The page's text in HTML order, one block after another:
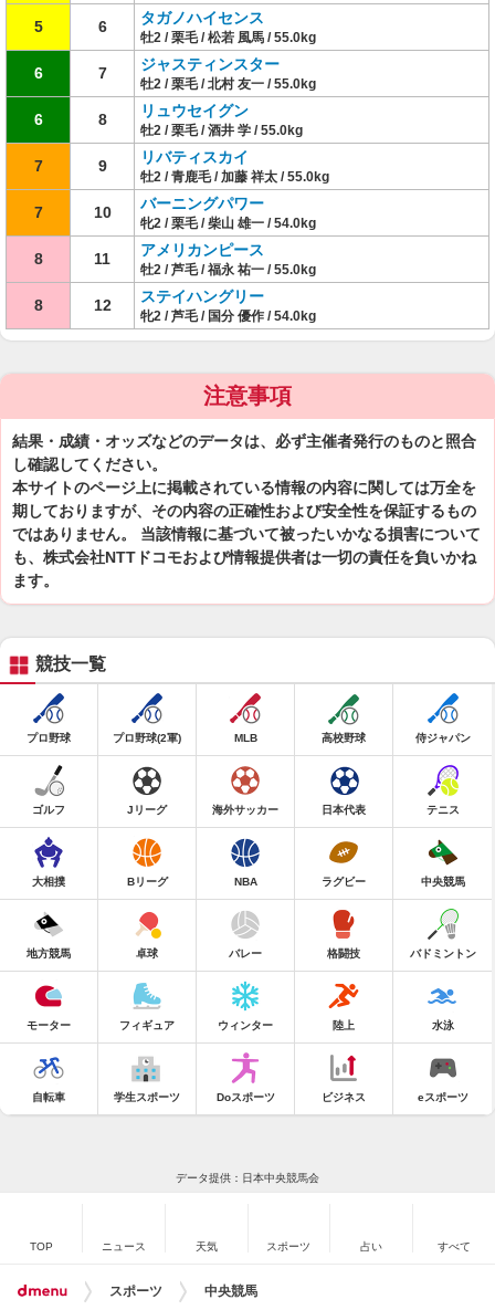
5 6 タガノハイセンス
牡2 / 栗毛 / 松若 風馬 / 55.0kg
6 7 ジャスティンスター
牡2 / 栗毛 / 北村 友一 / 55.0kg
6 8 リュウセイグン
牡2 / 栗毛 / 酒井 学 / 55.0kg
7 9 リバティスカイ
牡2 / 青鹿毛 / 加藤 祥太 / 55.0kg
7 10 バーニングパワー
牝2 / 栗毛 / 柴山 雄一 / 54.0kg
8 11 アメリカンピース
牡2 / 芦毛 / 福永 祐一 / 55.0kg
8 12 ステイハングリー
牝2 / 芦毛 / 国分 優作 / 54.0kg
注意事項
結果・成績・オッズなどのデータは、必ず主催者発行のものと照合
し確認してください。
本サイトのページ上に掲載されている情報の内容に関しては万全を
期しておりますが、その内容の正確性および安全性を保証するもの
ではありません。 当該情報に基づいて被ったいかなる損害について
も、株式会社NTTドコモおよび情報提供者は一切の責任を負いかね
ます。
競技一覧
プロ野球 プロ野球(2軍) MLB 高校野球 侍ジャパン
ゴルフ Jリーグ 海外サッカー 日本代表 テニス
大相撲 Bリーグ NBA ラグビー 中央競馬
地方競馬 卓球 バレー 格闘技 バドミントン
モーター フィギュア ウィンター 陸上 水泳
自転車 学生スポーツ Doスポーツ ビジネス eスポーツ
データ提供：日本中央競馬会
TOP ニュース 天気 スポーツ 占い すべて
スポーツ 中央競馬